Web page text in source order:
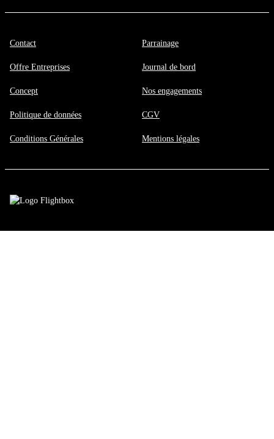
Contact
Offre Entreprises
Concept
Politique de données
Conditions Générales
Parrainage
Journal de bord
Nos engagements
CGV
Mentions légales